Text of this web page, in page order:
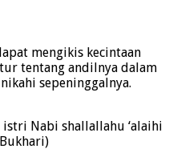
mengikis kecintaan
tentang andilnya dalam
sepeninggalnya.
istri Nabi shallallahu ‘alaihi